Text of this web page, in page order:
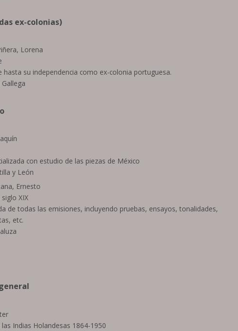
ex-colonias)
Lorena
hasta su independencia como ex-colonia portuguesa.
con estudio de las piezas de México
y León
Ernesto
XIX
de todas las emisiones, incluyendo pruebas, ensayos, tonalidades,
etc.
Indias Holandesas 1864-1950